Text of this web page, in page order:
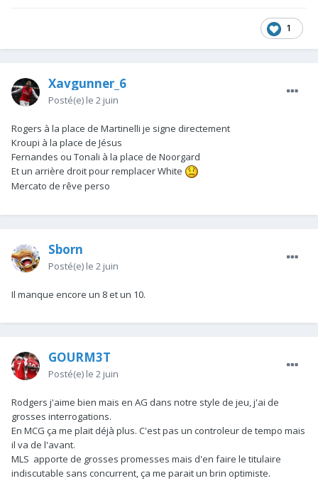
1
Xavgunner_6
Posté(e) le 2 juin
Rogers à la place de Martinelli je signe directement
Kroupi à la place de Jésus
Fernandes ou Tonali à la place de Noorgard
Et un arrière droit pour remplacer White
Mercato de rêve perso
Sborn
Posté(e) le 2 juin
Il manque encore un 8 et un 10.
GOURM3T
Posté(e) le 2 juin
Rodgers j'aime bien mais en AG dans notre style de jeu, j'ai de
grosses interrogations.
En MCG ça me plait déjà plus. C'est pas un controleur de tempo mais
il va de l'avant.
MLS apporte de grosses promesses mais d'en faire le titulaire
indiscutable sans concurrent, ça me parait un brin optimiste.